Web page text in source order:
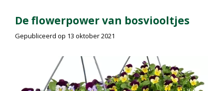
De flowerpower van bosviooltjes
Gepubliceerd op 13 oktober 2021